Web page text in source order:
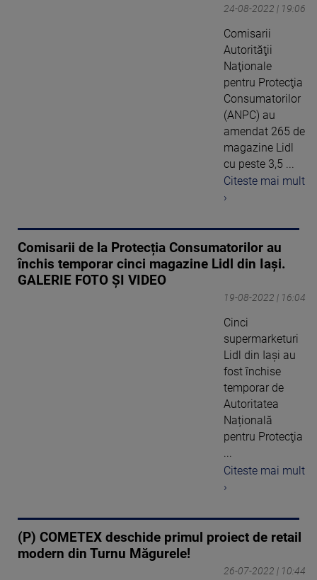
24-08-2022 | 19:06
Comisarii
Autorităţii
Naţionale
pentru Protecţia
Consumatorilor
(ANPC) au
amendat 265 de
magazine Lidl
cu peste 3,5 ...
Citeste mai mult
›
Comisarii de la Protecția Consumatorilor au
închis temporar cinci magazine Lidl din Iași.
GALERIE FOTO ȘI VIDEO
19-08-2022 | 16:04
Cinci
supermarketuri
Lidl din Iași au
fost închise
temporar de
Autoritatea
Națională
pentru Protecţia
...
Citeste mai mult
›
(P) COMETEX deschide primul proiect de retail
modern din Turnu Măgurele!
26-07-2022 | 10:44